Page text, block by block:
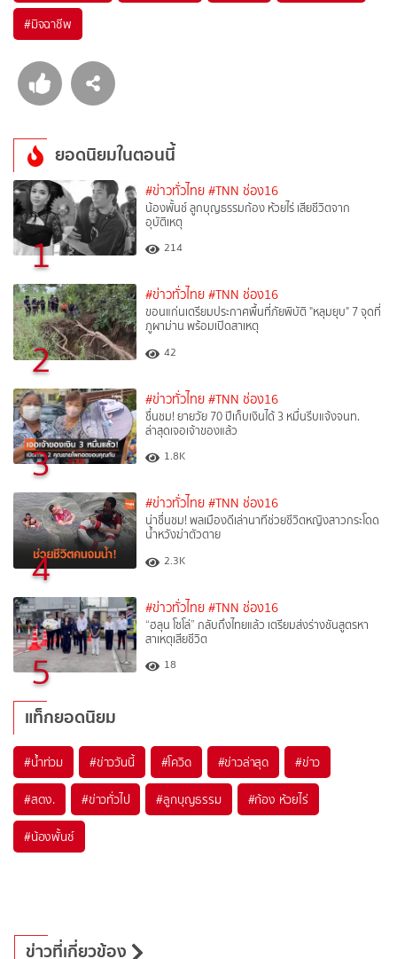
#มิจฉาชีพ
ยอดนิยมในตอนนี้
1
#ข่าวทั่วไทย #TNN ช่อง16
น้องพั้นช์ ลูกบุญธรรมก้อง ห้วยไร่ เสียชีวิตจาก
อุบัติเหตุ
214
2
#ข่าวทั่วไทย #TNN ช่อง16
ขอนแก่นเตรียมประกาศพื้นที่ภัยพิบัติ "หลุมยุบ" 7 จุดที่
ภูผาม่าน พร้อมเปิดสาเหตุ
42
3
#ข่าวทั่วไทย #TNN ช่อง16
ชื่นชม! ยายวัย 70 ปีเก็บเงินได้ 3 หมื่นรีบแจ้งจนท.
ล่าสุดเจอเจ้าของแล้ว
1.8K
4
#ข่าวทั่วไทย #TNN ช่อง16
น่าชื่นชม! พลเมืองดีเล่านาทีช่วยชีวิตหญิงสาวกระโดด
น้ำหวังฆ่าตัวตาย
2.3K
5
#ข่าวทั่วไทย #TNN ช่อง16
“ฮลุน โซโล่” กลับถึงไทยแล้ว เตรียมส่งร่างชันสูตรหา
สาเหตุเสียชีวิต
18
แท็กยอดนิยม
#น้ำท่วม #ข่าววันนี้ #โควิด #ข่าวล่าสุด #ข่าว
#สตง. #ข่าวทั่วไป #ลูกบุญธรรม #ก้อง ห้วยไร่
#น้องพั้นช์
ข่าวที่เกี่ยวข้อง